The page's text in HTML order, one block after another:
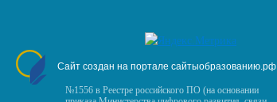
Сайт создан на портале сайтыобразованию.рф
№1556 в Реестре российского ПО (на основании